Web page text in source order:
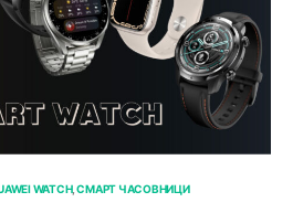
WATCH СМАРТ ЧАСОВНИЦИ